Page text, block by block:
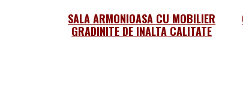
SALA ARMONIOASA CU MOBILIER
GRADINITE DE INALTA CALITATE